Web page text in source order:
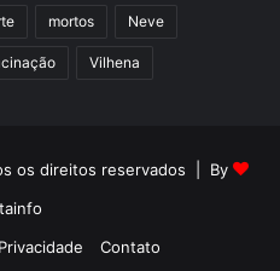
mortos Neve
Vilhena
os direitos reservados | By
Contato